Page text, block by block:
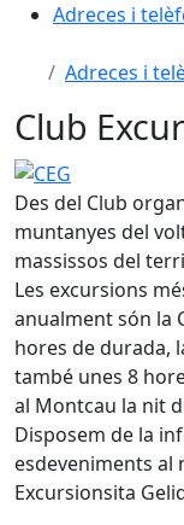
Adreces i
Adreces i
Club
CEG
Des del Club
muntanyes del
massissos del
Les excursions
anualment són la
hores de durada,
també unes 8
al Montcau la nit
Disposem de la
esdeveniments al
Excursionsita